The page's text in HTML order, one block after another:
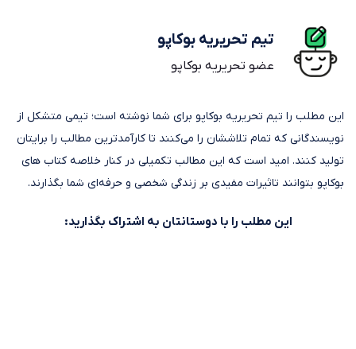
تیم تحریریه بوکاپو
عضو تحریریه بوکاپو
این مطلب را تیم تحریریه بوکاپو برای شما نوشته است؛ تیمی متشکل از
نویسندگانی که تمام تلاششان را می‌کنند تا کارآمدترین مطالب را برایتان
تولید کنند. امید است که این مطالب تکمیلی در کنار خلاصه کتاب های
بوکاپو بتوانند تاثیرات مفیدی بر زندگی شخصی و حرفه‌ای شما بگذارند.
این مطلب را با دوستانتان به اشتراک بگذارید: